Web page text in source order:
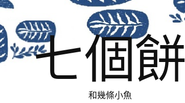
七個餅
和幾條小魚